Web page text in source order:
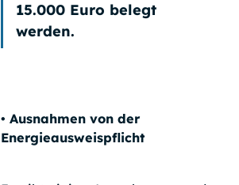
15.000 Euro belegt
werden.
• Ausnahmen von der
Energieausweispflicht